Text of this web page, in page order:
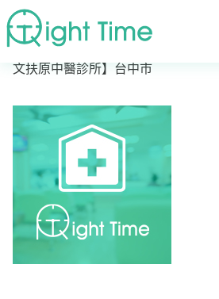
首頁» 高評價醫院診所搜尋
文扶原中醫診所】台中市